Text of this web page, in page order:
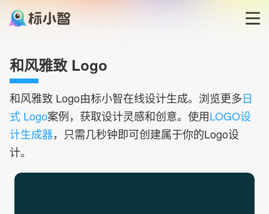
LOGO生成器
LOGO模板
和风雅致 Logo
和风雅致 Logo由标小智在线设计生成。浏览更多日
式 Logo案例，获取设计灵感和创意。使用LOGO设
计生成器，只需几秒钟即可创建属于你的Logo设
计。